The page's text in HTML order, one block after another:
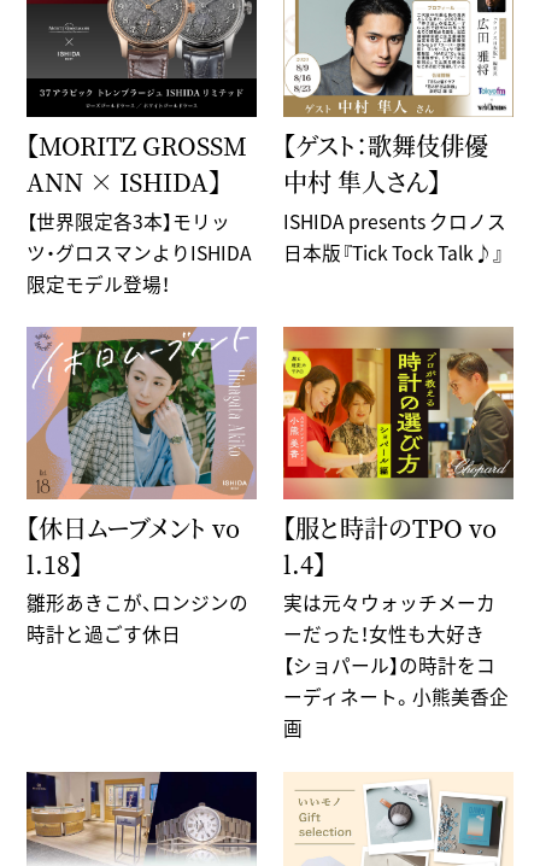
【MORITZ GROSSM
ANN × ISHIDA】
【世界限定各3本】モリッ
ツ・グロスマンよりISHIDA
限定モデル登場！
【ゲスト：歌舞伎俳優
中村 隼人さん】
ISHIDA presents クロノス
日本版『Tick Tock Talk♪』
【休日ムーブメント vo
l.18】
雛形あきこが、ロンジンの
時計と過ごす休日
【服と時計のTPO vo
l.4】
実は元々ウォッチメーカ
ーだった！女性も大好き
【ショパール】の時計をコ
ーディネート。小熊美香企
画